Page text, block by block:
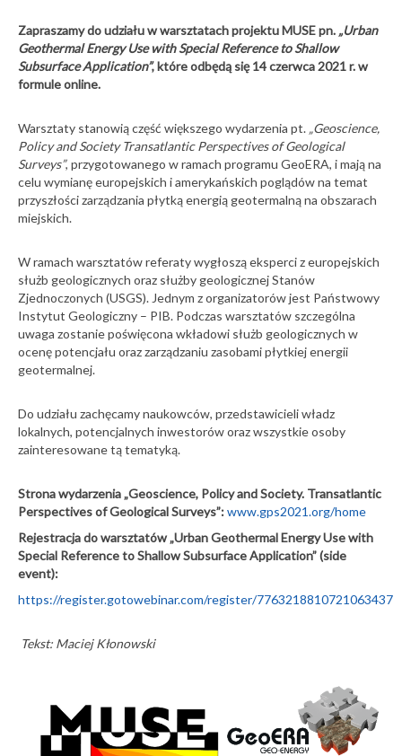
PIG-PIB. „Echa
natury – ulotność
i trwanie”
Raport
magnetyczny
państwowej
służby
geologicznej za
czerwiec 2026 r.
O roli geologii w
służbie
społeczeństwu
podczas
harcerskiego Dnia
Zdrowia i
Bezpieczeństwa
w Kostkowicach
Odwodnienie
kopalń a zasoby
20-07-2026
regionie wybrzeża
Chiapas w
Meksyku
20-07-2026
Zapraszamy do
rejestracji na 5.
Samorządowa
Konferencje
20VI Jesienny
Festiwal
Dziecięcej
Geologicznej
Imprezy
popularnonaukowe
16
2026
Konferencja
GEOPETROL2026
Konferencje
31
sierpień
II Kongres
Polskiej Unii
Czwartorzędu
POLQUA 2026.
10
lipiec
2026
„Echa
natury.
Ulotność i
trwanie”
Wystawy
25
czerwiec
"Przyszłość terenów
pogórniczych"
Zapraszamy do udziału w warsztatach projektu MUSE pn. „Urban
Geothermal Energy Use with Special Reference to Shallow
Subsurface Application”, które odbędą się 14 czerwca 2021 r. w
formule online.
Warsztaty stanowią część większego wydarzenia pt. „Geoscience,
Policy and Society Transatlantic Perspectives of Geological
Surveys”, przygotowanego w ramach programu GeoERA, i mają na
celu wymianę europejskich i amerykańskich poglądów na temat
przyszłości zarządzania płytką energią geotermalną na obszarach
miejskich.
W ramach warsztatów referaty wygłoszą eksperci z europejskich
służb geologicznych oraz służby geologicznej Stanów
Zjednoczonych (USGS). Jednym z organizatorów jest Państwowy
Instytut Geologiczny – PIB. Podczas warsztatów szczególna
uwaga zostanie poświęcona wkładowi służb geologicznych w
ocenę potencjału oraz zarządzaniu zasobami płytkiej energii
geotermalnej.
Do udziału zachęcamy naukowców, przedstawicieli władz
lokalnych, potencjalnych inwestorów oraz wszystkie osoby
zainteresowane tą tematyką.
Strona wydarzenia „Geoscience, Policy and Society. Transatlantic
Perspectives of Geological Surveys”:www.gps2021.org/home
Rejestracja do warsztatów „Urban Geothermal Energy Use with
Special Reference to Shallow Subsurface Application” (side
event):
https://register.gotowebinar.com/register/7763218810721063437
Tekst: Maciej Kłonowski